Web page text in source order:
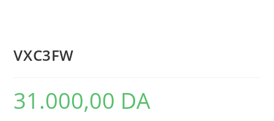
VXC3FW
31.000,00 DA